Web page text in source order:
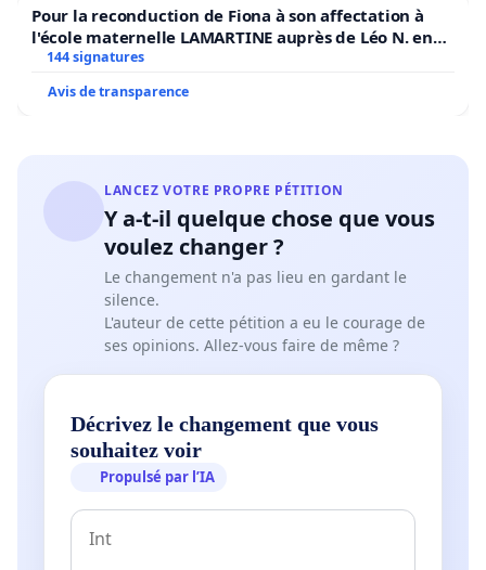
Pour la reconduction de Fiona à son affectation à
l'école maternelle LAMARTINE auprès de Léo N. en
2026/2027
144 signatures
Avis de transparence
LANCEZ VOTRE PROPRE PÉTITION
Y a-t-il quelque chose que vous
voulez changer ?
Le changement n'a pas lieu en gardant le
silence.
L'auteur de cette pétition a eu le courage de
ses opinions. Allez-vous faire de même ?
Décrivez le changement que vous
souhaitez voir
Propulsé par l’IA